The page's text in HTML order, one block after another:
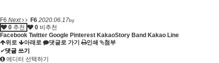
F6 Next F6 2020.06.17by
0 추천 0 비추천
Facebook Twitter Google Pinterest KakaoStory Band Kakao Line
위로
아래로 댓글로 가기 인쇄
첨부
✔댓글 쓰기
에디터 선택하기